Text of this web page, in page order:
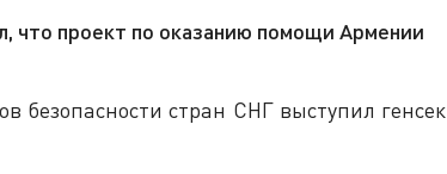
что проект по оказанию помощи Армении
безопасности стран СНГ выступил генсек